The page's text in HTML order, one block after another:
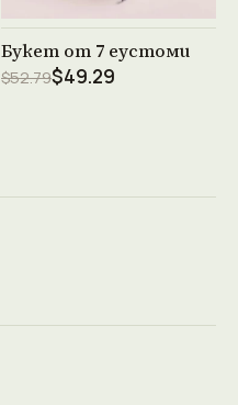
Виж продукта →
Букет от 7 еустоми
$52.79$49.29